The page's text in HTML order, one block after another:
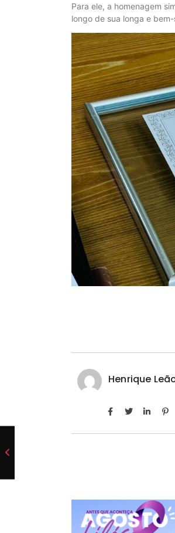
Para ele, a homenagem
longo de sua longa e
Henrique